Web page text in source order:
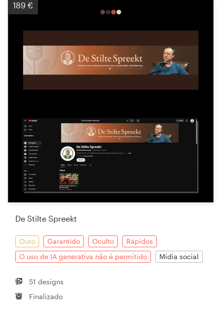
189 €
De Stilte Spreekt
Ouro Garantido Oculto
Rápidos
O uso de IA generativa não é permitido
Mídia social
51 designs
Finalizado